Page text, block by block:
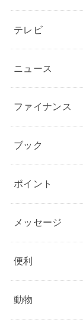
テレビ
ニュース
ファイナンス
ブック
ポイント
メッセージ
便利
動物